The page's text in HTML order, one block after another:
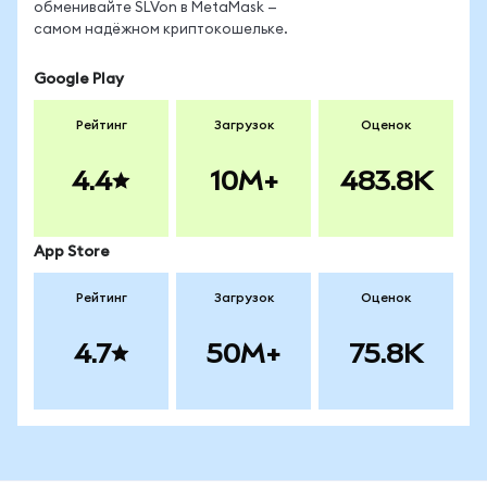
обменивайте SLVon в MetaMask —
самом надёжном криптокошельке.
Google Play
Рейтинг
4.4
Загрузок
10M+
Оценок
483.8K
App Store
Рейтинг
4.7
Загрузок
50M+
Оценок
75.8K